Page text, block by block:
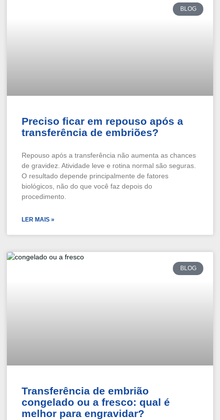
BLOG
Preciso ficar em repouso após a
transferência de embriões?
Repouso após a transferência não aumenta as chances
de gravidez. Atividade leve e rotina normal são seguras.
O resultado depende principalmente de fatores
biológicos, não do que você faz depois do
procedimento.
LER MAIS »
BLOG
Transferência de embrião
congelado ou a fresco: qual é
melhor para engravidar?